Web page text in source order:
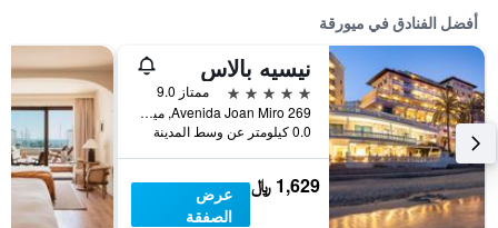
أفضل الفنادق في ميورقة
نيسيه بالاس
5 نجوم
ممتاز 9.0
Avenida Joan Miro 269, ميورقة, مالوركا, أسبانيا
0.0 كيلومتر عن وسط المدينة
1,629 ﷼
عرض
الصفقة